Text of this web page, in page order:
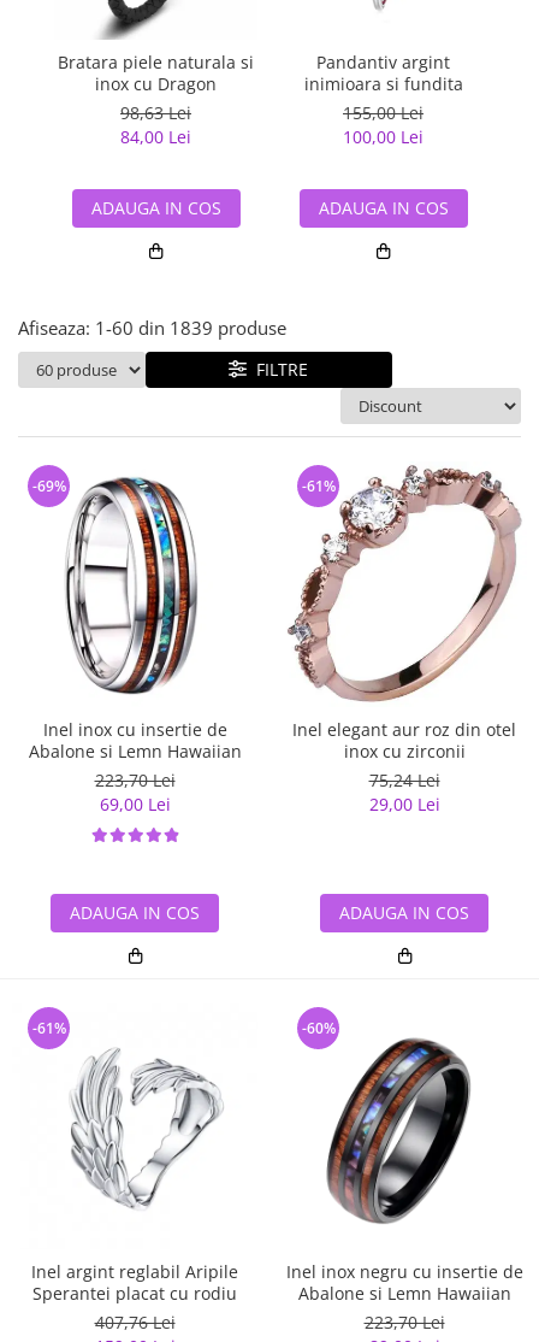
semipretioase
Bijuterii argint placat cu aur
Bijuterii argint cu diverse
Bijuterii de Lux
Bijuterii gotice si rock
Bijuterii Handmade
Bijuterii fantezie
Bijuterii tungsten
Solutii si lavete de curatare
bijuterii argint
Bratara piele naturala si
inox cu Dragon
98,63 Lei
84,00 Lei
ADAUGA IN COS
Pandantiv argint
inimioara si fundita
155,00 Lei
100,00 Lei
ADAUGA IN COS
Afiseaza: 1-60 din 1839 produse
FILTRE
Inel inox cu insertie de
Abalone si Lemn Hawaiian
223,70 Lei
69,00 Lei
-69%
ADAUGA IN COS
Inel elegant aur roz din otel
inox cu zirconii
75,24 Lei
29,00 Lei
-61%
ADAUGA IN COS
Inel argint reglabil Aripile
Sperantei placat cu rodiu
407,76 Lei
-61%
Inel inox negru cu insertie de
Abalone si Lemn Hawaiian
223,70 Lei
-60%